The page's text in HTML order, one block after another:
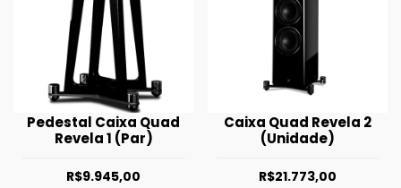
Pedestal Caixa Quad
Revela 1 (Par)
R$9.945,00
Caixa Quad Revela 2
(Unidade)
R$21.773,00